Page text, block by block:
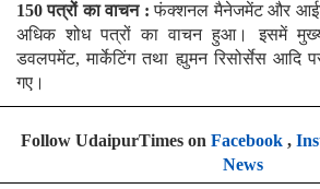
150 पत्रों का वाचन : फंक्शनल मैनेजमेंट और
अधिक शोध पत्रों का वाचन हुआ। इसमें
डवलपमेंट, मार्केटिंग तथा ह्युमन रिसोर्सेस आदि
गए।
Follow UdaipurTimes on Facebook,
News